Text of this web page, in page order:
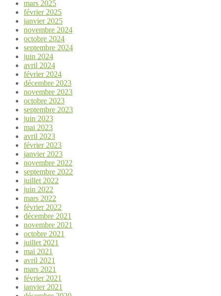
mars 2025
février 2025
janvier 2025
novembre 2024
octobre 2024
septembre 2024
juin 2024
avril 2024
février 2024
décembre 2023
novembre 2023
octobre 2023
septembre 2023
juin 2023
mai 2023
avril 2023
février 2023
janvier 2023
novembre 2022
septembre 2022
juillet 2022
juin 2022
mars 2022
février 2022
décembre 2021
novembre 2021
octobre 2021
juillet 2021
mai 2021
avril 2021
mars 2021
février 2021
janvier 2021